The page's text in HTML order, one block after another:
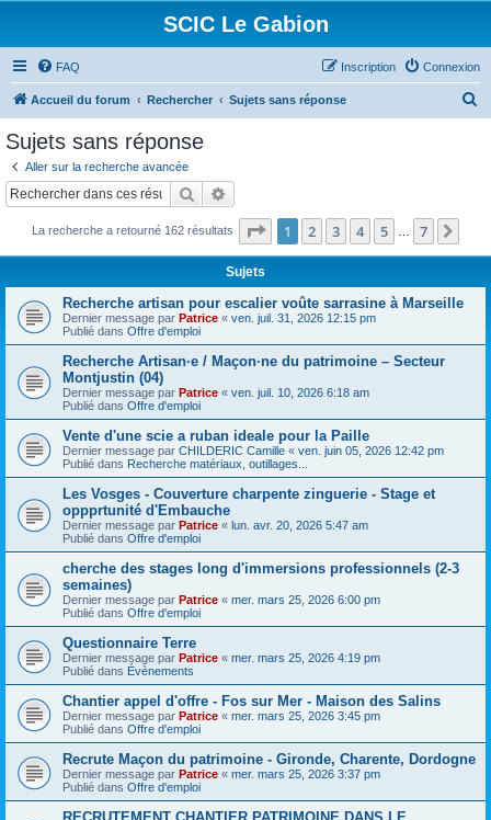
SCIC Le Gabion
FAQ Connexion
Inscription
Accueil du forum Rechercher Sujets sans réponse
c
Sujets sans réponse
Aller sur la recherche avancée
Rechercher
La recherche a retourné 162 résultats Page 1sur7
1 2 3 4 5 7
Sujets
Recherche artisan pour escalier voûte sarrasine à Marseille
Dernier message par Patrice « ven. juil. 31, 2026 12:15 pm
Publié dans Offre d'emploi
Recherche Artisan·e / Maçon·ne du patrimoine – Secteur
Montjustin (04)
Dernier message par Patrice « ven. juil. 10, 2026 6:18 am
Publié dans Offre d'emploi
Vente d'une scie a ruban ideale pour la Paille
Dernier message par CHILDERIC Camille « ven. juin 05, 2026 12:42 pm
Publié dans Recherche matériaux, outillages...
Les Vosges - Couverture charpente zinguerie - Stage et
oppprtunité d'Embauche
Dernier message par Patrice « lun. avr. 20, 2026 5:47 am
Publié dans Offre d'emploi
cherche des stages long d'immersions professionnels (2-3
semaines)
Dernier message par Patrice « mer. mars 25, 2026 6:00 pm
Publié dans Offre d'emploi
Questionnaire Terre
Dernier message par Patrice « mer. mars 25, 2026 4:19 pm
Publié dans Évènements
Chantier appel d'offre - Fos sur Mer - Maison des Salins
Dernier message par Patrice « mer. mars 25, 2026 3:45 pm
Publié dans Offre d'emploi
Recrute Maçon du patrimoine - Gironde, Charente, Dordogne
Dernier message par Patrice « mer. mars 25, 2026 3:37 pm
Publié dans Offre d'emploi
RECRUTEMENT CHANTIER PATRIMOINE DANS LE